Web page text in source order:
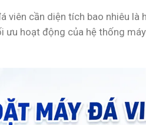
viên cần diện tích bao nhiêu là
hoạt động của hệ thống